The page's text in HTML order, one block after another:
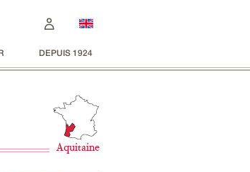
DEPUIS 1924
Aquitaine